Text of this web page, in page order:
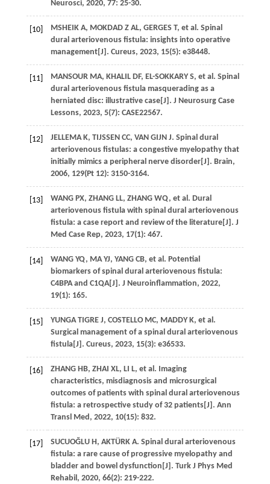
Neurosci, 2020, 77: 25-30.
[10] MSHEIK A, MOKDAD Z AL, GERGES T, et al. Spinal
dural arteriovenous fistula: insights into operative
management[J]. Cureus, 2023, 15(5): e38448.
[11] MANSOUR MA, KHALIL DF, EL-SOKKARY S, et al. Spinal
dural arteriovenous fistula masquerading as a
herniated disc: illustrative case[J]. J Neurosurg Case
Lessons, 2023, 5(7): CASE22567.
[12] JELLEMA K, TIJSSEN CC, VAN GIJN J. Spinal dural
arteriovenous fistulas: a congestive myelopathy that
initially mimics a peripheral nerve disorder[J]. Brain,
2006, 129(Pt 12): 3150-3164.
[13] WANG PX, ZHANG LL, ZHANG WQ, et al. Dural
arteriovenous fistula with spinal dural arteriovenous
fistula: a case report and review of the literature[J]. J
Med Case Rep, 2023, 17(1): 467.
[14] WANG YQ, MA YJ, YANG CB, et al. Potential
biomarkers of spinal dural arteriovenous fistula:
C4BPA and C1QA[J]. J Neuroinflammation, 2022,
19(1): 165.
[15] YUNGA TIGRE J, COSTELLO MC, MADDY K, et al.
Surgical management of a spinal dural arteriovenous
fistula[J]. Cureus, 2023, 15(3): e36533.
[16] ZHANG HB, ZHAI XL, LI L, et al. Imaging
characteristics, misdiagnosis and microsurgical
outcomes of patients with spinal dural arteriovenous
fistula: a retrospective study of 32 patients[J]. Ann
Transl Med, 2022, 10(15): 832.
[17] SUCUOĞLU H, AKTÜRK A. Spinal dural arteriovenous
fistula: a rare cause of progressive myelopathy and
bladder and bowel dysfunction[J]. Turk J Phys Med
Rehabil, 2020, 66(2): 219-222.